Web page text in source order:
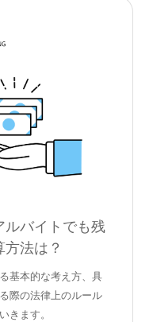
ルバイトでも残
法は？
基本的な考え方、具
際の法律上のルール
きます。